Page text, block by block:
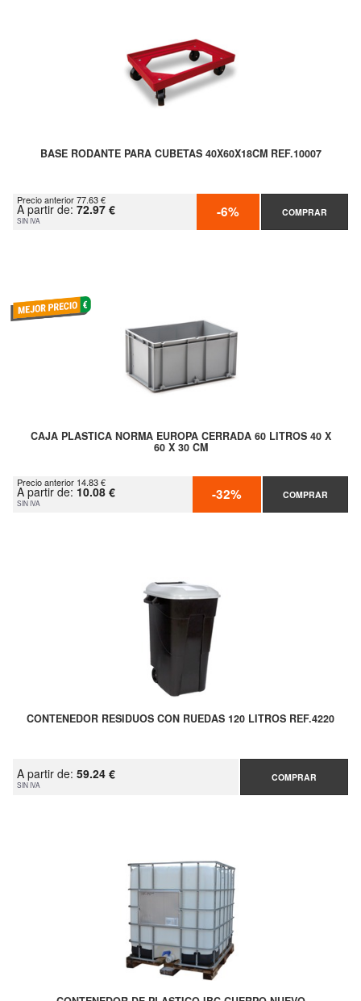
BASE RODANTE PARA CUBETAS 40X60X18CM REF.10007
Precio anterior 77.63 €
A partir de: 72.97 €
SIN IVA -6% COMPRAR
CAJA PLASTICA NORMA EUROPA CERRADA 60 LITROS 40 X
60 X 30 CM
Precio anterior 14.83 €
A partir de: 10.08 €
SIN IVA -32% COMPRAR
CONTENEDOR RESIDUOS CON RUEDAS 120 LITROS REF.4220
A partir de: 59.24 €
SIN IVA
COMPRAR